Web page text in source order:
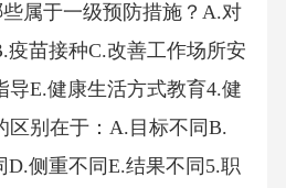
属于一级预防措施？A.对
疫苗接种C.改善工作场所安
导E.健康生活方式教育4.健
区别在于：A.目标不同B.
D.侧重不同E.结果不同5.职